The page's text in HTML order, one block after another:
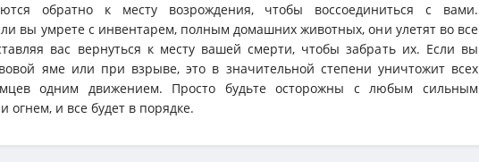
обратно к месту возрождения, чтобы воссоединиться с вами.
вы умрете с инвентарем, полным домашних животных, они улетят во все
вас вернуться к месту вашей смерти, чтобы забрать их. Если вы
яме или при взрыве, это в значительной степени уничтожит всех
одним движением. Просто будьте осторожны с любым сильным
огнем, и все будет в порядке.